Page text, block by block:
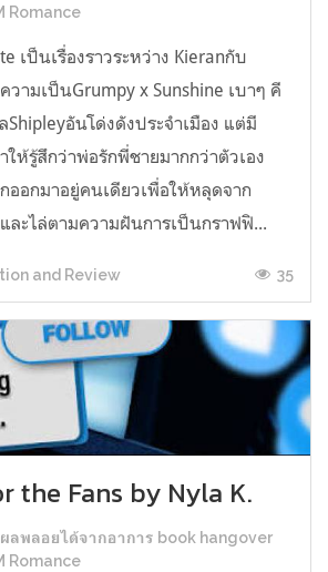
Romance
เป็นเรื่องราวระหว่าง Kieranกับ
วามเป็นGrumpy x Sunshine เบาๆ คี
อันโด่งดังประจำเมือง แต่มี
ห้รู้สึกว่าพ่อรักพี่ชายมากกว่าตัวเอง
ออกมาอยู่คนเดียวเพื่อให้หลุดจาก
ะไล่ตามความฝันการเป็นกราฟฟิ...
and Review 35
the Fans by Nyla K.
ลพลอยได้จากอาการ book hangover
Romance